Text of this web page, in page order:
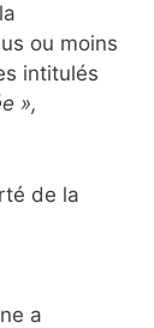
ou moins
intitulés
»,
de la
a